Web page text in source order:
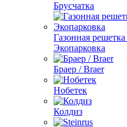
Брусчатка
Газонная решетка
Экопарковка
Браер / Braer
Нобетек
Колдиз